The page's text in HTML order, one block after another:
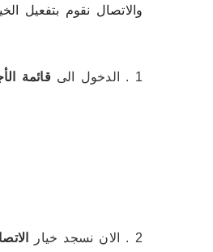
والاتصال نقوم بتفعيل
1 . الدخول الى قائمة
2 . الان نسجد خيار